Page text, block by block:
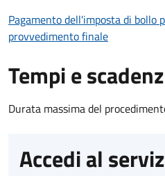
Pagamento dell'imposta di bollo
provvedimento finale
Tempi e
Durata massima del
Accedi al